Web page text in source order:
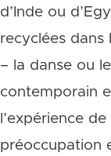
d’Inde ou
recyclées dans
– la danse ou
contemporain
l’expérience
préoccupation